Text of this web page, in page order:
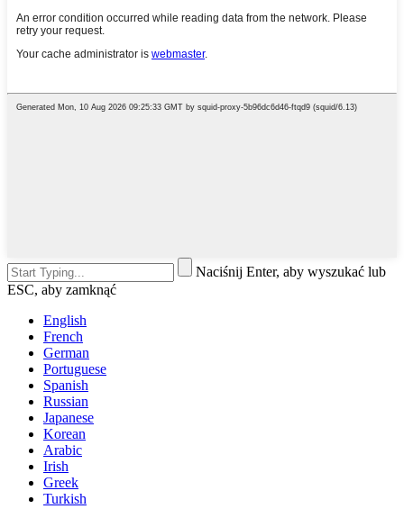
Naciśnij Enter, aby wyszukać lub
ESC, aby zamknąć
English
French
German
Portuguese
Spanish
Russian
Japanese
Korean
Arabic
Irish
Greek
Turkish